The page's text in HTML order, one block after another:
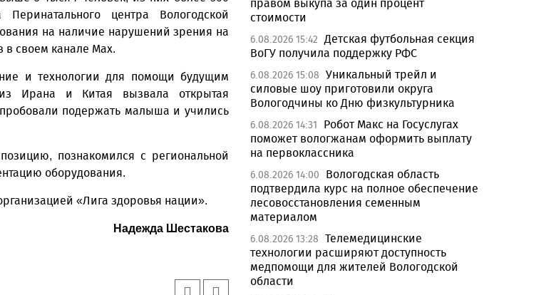
центра Вологодской
на наличие нарушений зрения на
в своем канале Мах.
и технологии для помощи будущим
Ирана и Китая вызвала открытая
подержать малыша и учились
познакомился с региональной
оборудования.
«Лига здоровья нации».
Надежда Шестакова
правом выкупа за один процент
стоимости
6.08.2026 15:42 Детская футбольная секция
ВоГУ получила поддержку РФС
6.08.2026 15:08 Уникальный трейл и
силовые шоу приготовили округа
Вологодчины ко Дню физкультурника
6.08.2026 14:31
Робот Макс на Госуслугах
поможет вологжанам оформить выплату
на первоклассника
6.08.2026 14:00
Вологодская область
подтвердила курс на полное обеспечение
лесовосстановления семенным
материалом
6.08.2026 13:28 Телемедицинские
технологии расширяют доступность
медпомощи для жителей Вологодской
области